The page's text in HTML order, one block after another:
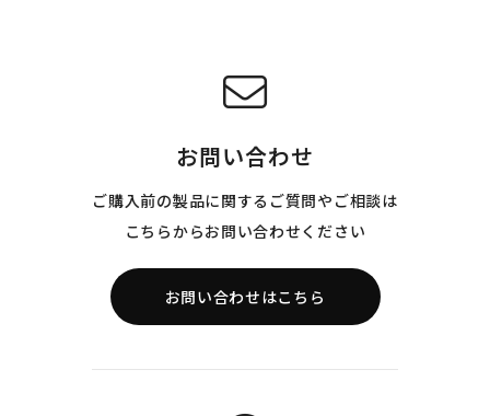
お問い合わせ
ご購入前の製品に関するご質問やご相談は
こちらからお問い合わせください
お問い合わせはこちら